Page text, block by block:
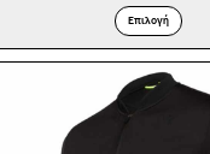
Επιλογή